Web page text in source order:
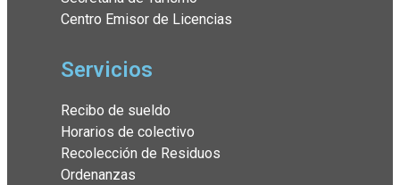
Centro Emisor de Licencias
Servicios
Recibo de sueldo
Horarios de colectivo
Recolección de Residuos
Ordenanzas